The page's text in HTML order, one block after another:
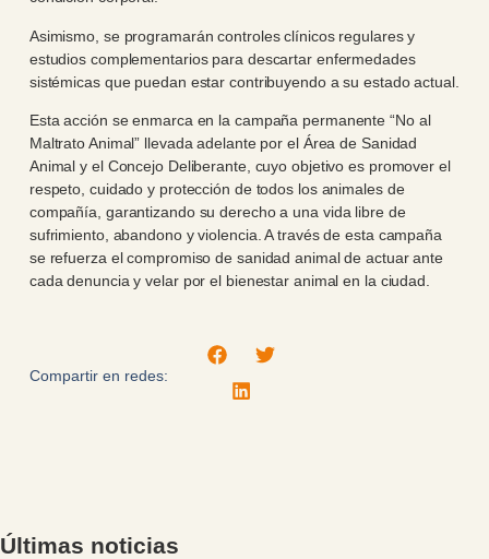
Asimismo, se programarán controles clínicos regulares y
estudios complementarios para descartar enfermedades
sistémicas que puedan estar contribuyendo a su estado actual.
Esta acción se enmarca en la campaña permanente “No al
Maltrato Animal” llevada adelante por el Área de Sanidad
Animal y el Concejo Deliberante, cuyo objetivo es promover el
respeto, cuidado y protección de todos los animales de
compañía, garantizando su derecho a una vida libre de
sufrimiento, abandono y violencia. A través de esta campaña
se refuerza el compromiso de sanidad animal de actuar ante
cada denuncia y velar por el bienestar animal en la ciudad.
Compartir en redes:
Últimas noticias